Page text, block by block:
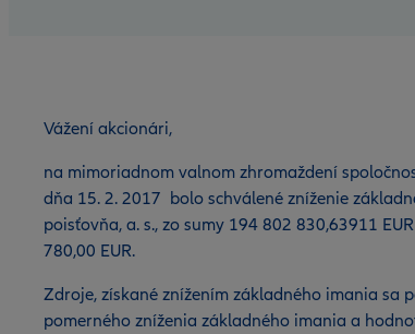
Vážení akcionári,
na mimoriadnom valnom zhromaždení
dňa 15. 2. 2017 bolo schválené zníženie
poisťovňa, a. s., zo sumy 194 802 830,63911
780,00 EUR.
Zdroje, získané znížením základného imania sa
pomerného zníženia základného imania a